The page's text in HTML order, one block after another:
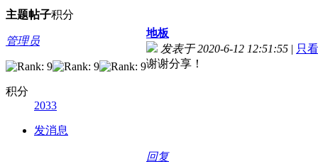
主题帖子积分
管理员
积分
2033
发消息
地板
发表于 2020-6-12 12:51:55 | 只
谢谢分享！
回复